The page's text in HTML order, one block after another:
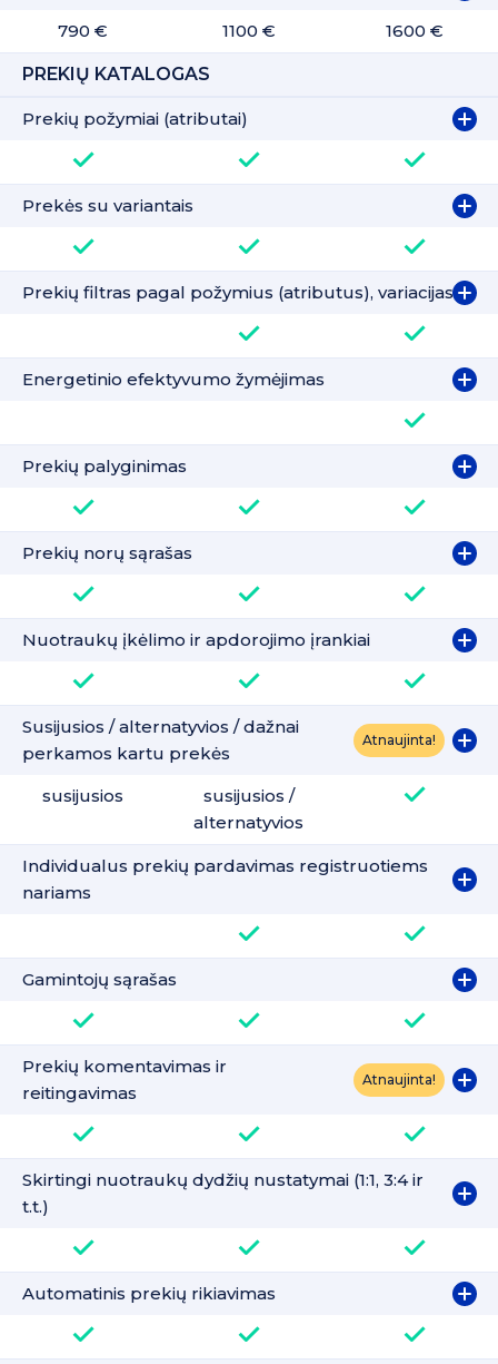
790 €
1100 € 1600 €
PREKIŲ KATALOGAS
Prekių požymiai (atributai)
Prekės su variantais
Prekių filtras pagal požymius (atributus), variacijas
Energetinio efektyvumo žymėjimas
Prekių palyginimas
Prekių norų sąrašas
Nuotraukų įkėlimo ir apdorojimo įrankiai
Susijusios / alternatyvios / dažnai
perkamos kartu prekės
Atnaujinta!
susijusios
susijusios /
alternatyvios
Individualus prekių pardavimas registruotiems
nariams
Gamintojų sąrašas
Prekių komentavimas ir
reitingavimas
Atnaujinta!
Skirtingi nuotraukų dydžių nustatymai (1:1, 3:4 ir
t.t.)
Automatinis prekių rikiavimas